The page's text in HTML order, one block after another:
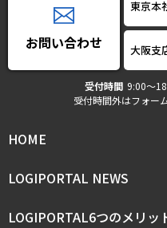
お問い合わせ
東京本
大阪支
受付時間 9:00〜
受付時間外はフォー
HOME
LOGIPORTAL NEWS
LOGIPORTAL6つのメリッ